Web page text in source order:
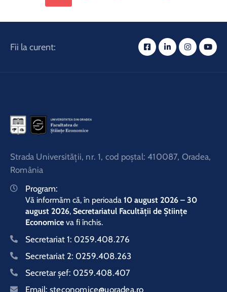
Fii la curent:
Strada Universităţii, nr. 1, cod poştal: 410087, Oradea,
România
Program:
Vă informăm că, în perioada 10 august 2026 – 30
august 2026, Secretariatul Facultății de Științe
Economice va fi închis.
Secretariat 1: 0259.408.276
Secretariat 2: 0259.408.263
Secretar şef: 0259.408.407
Email: steconomice@uoradea.ro